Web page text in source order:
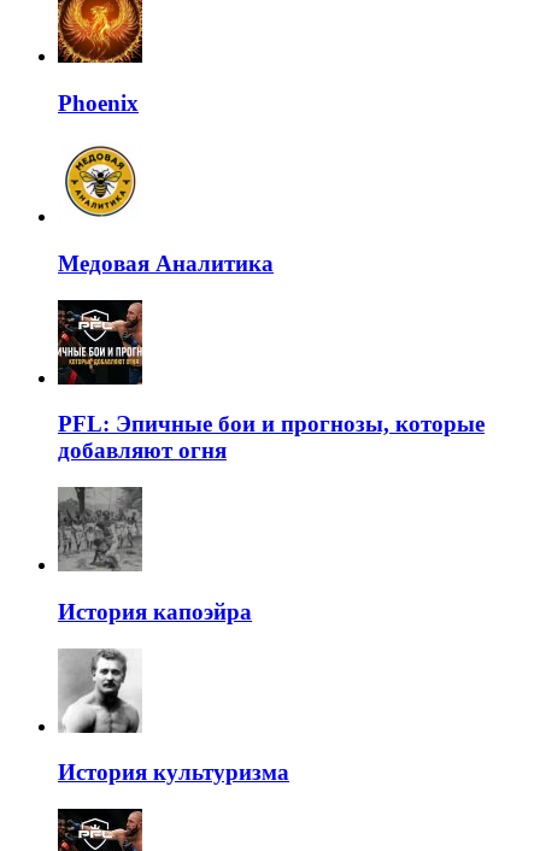
Phoenix
Медовая Аналитика
PFL: Эпичные бои и прогнозы, которые
добавляют огня
История капоэйра
История культуризма